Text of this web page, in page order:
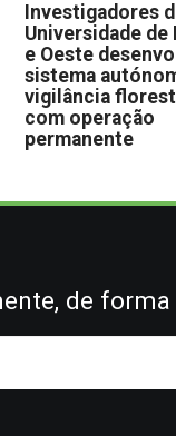
Investigadores
Universidade de
e Oeste
sistema
vigilância
com operação
permanente
de